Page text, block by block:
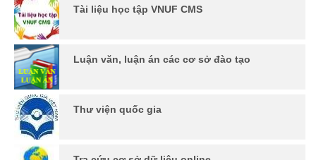
Tài liệu học tập VNUF CMS
Luận văn, luận án các cơ sở đào tạo
Thư viện quốc gia